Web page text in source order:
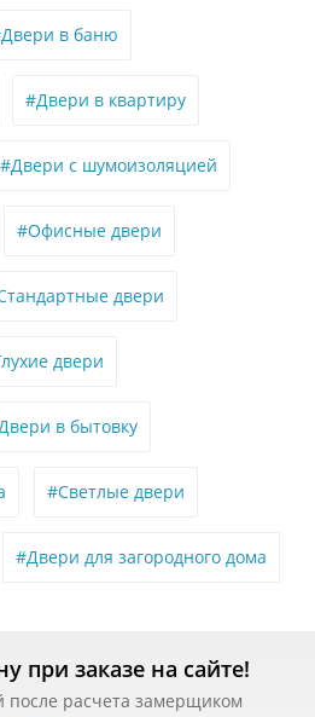
в баню
#Двери в квартиру
#Двери с шумоизоляцией
#Офисные двери
двери
двери
в бытовку
#Светлые двери
#Двери для загородного дома
при заказе на сайте!
после расчета замерщиком